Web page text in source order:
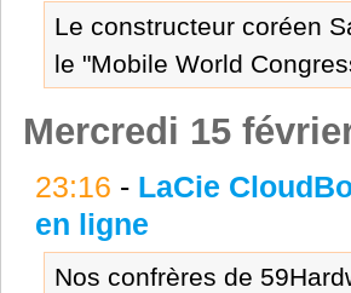
Le constructeur coréen
le "Mobile World
Mercredi 15
23:16 - LaCie
en ligne
Nos confrères de